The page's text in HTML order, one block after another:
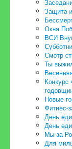
Защита
Окна
ВСИ
Смотр
Ты
Конкурс
Новые
Фитнес-
День
День
Мы за
Для